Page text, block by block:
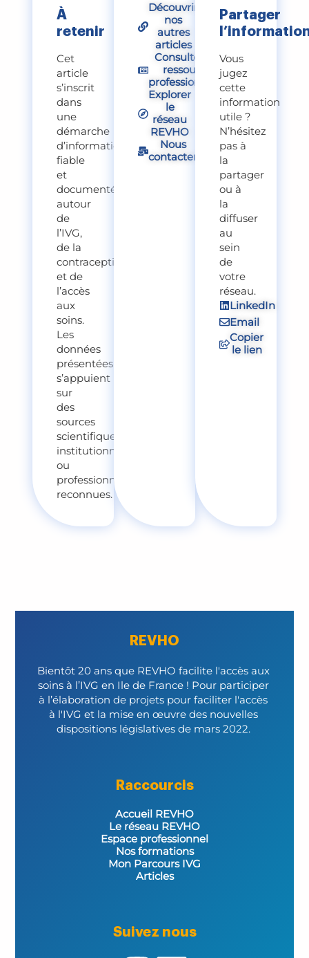
À
retenir
Cet
article
s’inscrit
dans
une
démarche
d’information
fiable
et
documentée
autour
de
l’IVG,
de la
contraception
et de
l’accès
aux
soins.
Les
données
présentées
s’appuient
sur
des
sources
scientifiques,
institutionnelles
ou
professionnelles
reconnues.
Découvrir
nos
autres
articles
Consulter nos
ressources
professionnelles
Explorer
le
réseau
REVHO
Nous
contacter
Partager
Vous
jugez
cette
information
utile ?
N’hésitez
pas à
la
partager
ou à
la
diffuser
au
sein
de
votre
réseau.
LinkedIn
Email
Copier
le lien
REVHO
Bientôt 20 ans que REVHO facilite l'accès aux
soins à l’IVG en Ile de France ! Pour participer
à l’élaboration de projets pour faciliter l'accès
à l'IVG et la mise en œuvre des nouvelles
dispositions législatives de mars 2022.
Raccourcis
Accueil REVHO
Le réseau REVHO
Espace professionnel
Nos formations
Mon Parcours IVG
Articles
Suivez nous